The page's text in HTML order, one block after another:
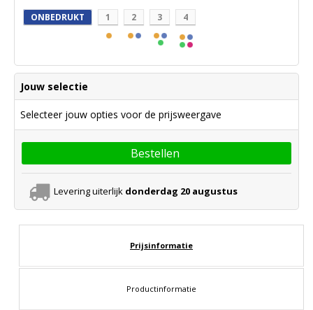
ONBEDRUKT 1 2 3 4
Jouw selectie
Selecteer jouw opties voor de prijsweergave
Bestellen
Levering uiterlijk donderdag 20 augustus
Prijsinformatie
Productinformatie